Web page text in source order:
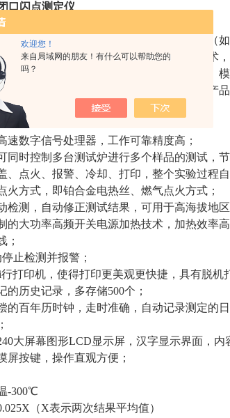
欢迎您！
来自局域网的朋友！有什么可以帮助您的
吗？
口闪点测定仪
定仪，测试样品的使用环境为密闭环境时（
触摸屏代替键盘操作，采用国外的精良技术
屏触摸按键提示输入，方便快捷，开放式、
国、欧盟等标准。是理想的进口仪器替代产
科研部门等。
速数字信号处理器，工作可靠精度高；
同时控制多台测试炉进行多个样品的测试，
、点火、报警、冷却、打印，整个实验过程
火方式，即铂合金电热丝、燃气点火方式；
检测，自动修正测试结果，可用于高海拔地
的大功率高频开关电源加热技术，加热效率
；
止检测并报警；
打印机，使得打印更美观更快捷，具有脱机
的历史记录，多存储500个；
的百年历时钟，走时准确，自动记录测定的
大屏幕图形LCD显示屏，汉字显示界面，内
屏按键，操作直观方便；
-300℃
（X表示两次结果平均值）